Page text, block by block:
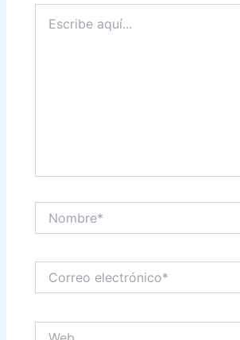
aquí...
electrónico*